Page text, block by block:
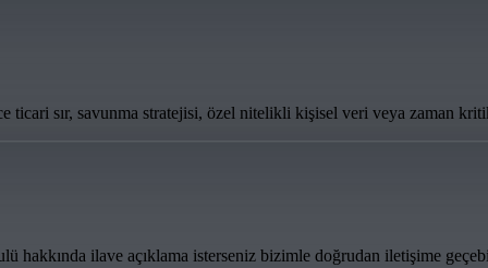
ticari sır, savunma stratejisi, özel nitelikli kişisel veri veya zaman
hakkında ilave açıklama isterseniz bizimle doğrudan iletişime